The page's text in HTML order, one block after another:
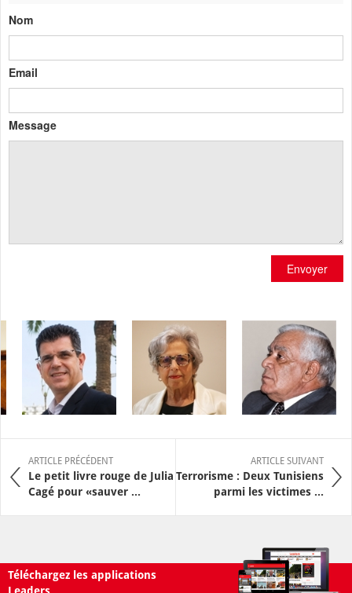
Nom
Email
Message
Envoyer
ARTICLE PRÉCÉDENT
Le petit livre rouge de Julia
Cagé pour «sauver ...
ARTICLE SUIVANT
Terrorisme : Deux Tunisiens
parmi les victimes ...
Téléchargez les applications